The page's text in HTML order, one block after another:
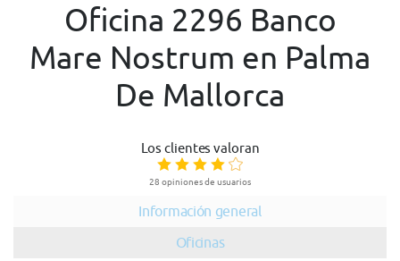
Oficina 2296 Banco
Mare Nostrum en Palma
De Mallorca
Los clientes valoran
28 opiniones de usuarios
Información general
Oficinas